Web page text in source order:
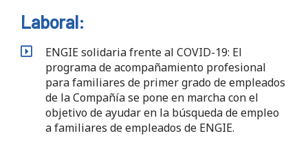
Laboral:
ENGIE solidaria frente al COVID-19: El
programa de acompañamiento profesional
para familiares de primer grado de empleados
de la Compañía se pone en marcha con el
objetivo de ayudar en la búsqueda de empleo
a familiares de empleados de ENGIE.